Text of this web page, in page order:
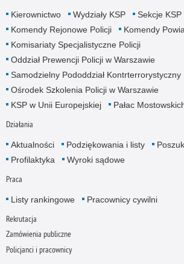
Kierownictwo Wydziały KSP Sekcje KSP
Komendy Rejonowe Policji
Komendy
Komisariaty Specjalistyczne Policji
Oddział Prewencji Policji w Warszawie
Samodzielny Pododdział Kontrterrorystyczny
Ośrodek Szkolenia Policji w Warszawie
KSP w Unii Europejskiej
Pałac
Działania
Aktualności Podziękowania i listy
Profilaktyka
Wyroki sądowe
Praca
Listy rankingowe Pracownicy cywilni
Rekrutacja
Zamówienia publiczne
Policjanci i pracownicy